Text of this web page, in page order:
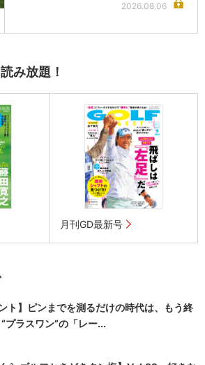
2026.08.06
み放題！
月刊GD最新号
ント】ピンまでを測るだけの時代は、もう終
ラスワン”の「レー...